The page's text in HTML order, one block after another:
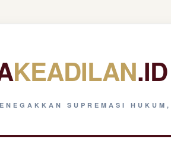
KEADILAN.ID
SUPREMASI